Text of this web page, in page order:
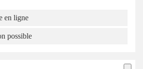
en ligne
possible